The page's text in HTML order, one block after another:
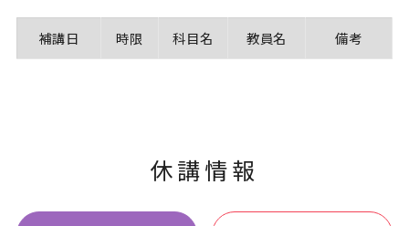
ご支援をお考えの方へ
補講日 時限 科目名 教員名 備考
休講情報